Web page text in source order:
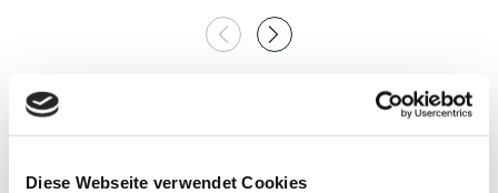
Diese Webseite verwendet Cookies
AUF DER KARTE
24211 Kühren